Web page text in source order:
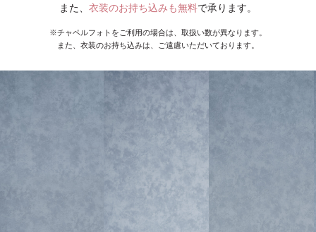
また、 衣装のお持ち込みも無料で承ります。
※チャペルフォトをご利用の場合は、取扱い数が異なります。
また、衣装のお持ち込みは、ご遠慮いただいております。